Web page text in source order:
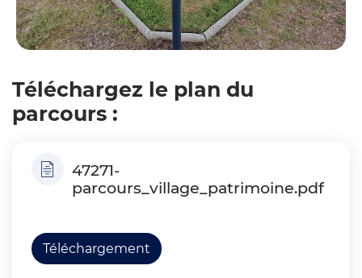
Téléchargez le plan du
parcours :
47271-
parcours_village_patrimoine.pdf
Téléchargement